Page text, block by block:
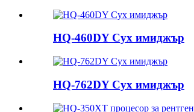
HQ-460DY Сух имиджър
HQ-762DY Сух имиджър